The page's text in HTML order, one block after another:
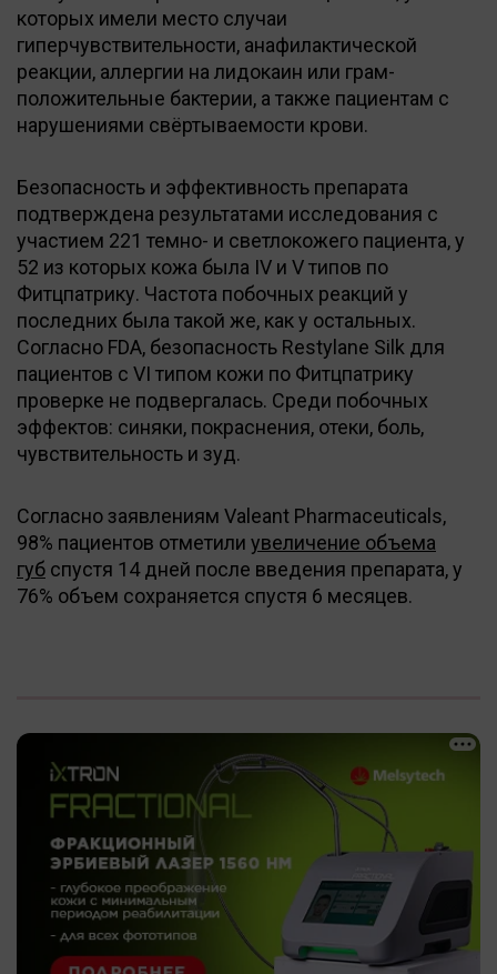
которых имели место случаи
гиперчувствительности, анафилактической
реакции, аллергии на лидокаин или грам-
положительные бактерии, а также пациентам с
нарушениями свёртываемости крови.
Безопасность и эффективность препарата
подтверждена результатами исследования с
участием 221 темно- и светлокожего пациента, у
52 из которых кожа была IV и V типов по
Фитцпатрику. Частота побочных реакций у
последних была такой же, как у остальных.
Согласно FDA, безопасность Restylane Silk для
пациентов с VI типом кожи по Фитцпатрику
проверке не подвергалась. Среди побочных
эффектов: синяки, покраснения, отеки, боль,
чувствительность и зуд.
Согласно заявлениям Valeant Pharmaceuticals,
98% пациентов отметили увеличение объема
губ спустя 14 дней после введения препарата, у
76% объем сохраняется спустя 6 месяцев.